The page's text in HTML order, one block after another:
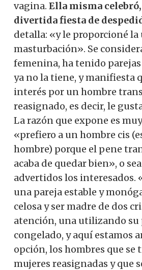
vagina. Ella misma
divertida fiesta de
detalla: «y le proporcioné
masturbación». Se
femenina, ha tenido
ya no la tiene, y manifiesta
interés por un hombre
reasignado, es decir, le
La razón que expone es
«prefiero a un hombre cis
hombre) porque el pene
acaba de quedar bien», o
advertidos los interesados.
una pareja estable y
celosa y ser madre de dos
atención, una utilizando su
congelado, y aquí estamos
opción, los hombres que
mujeres reasignadas y que